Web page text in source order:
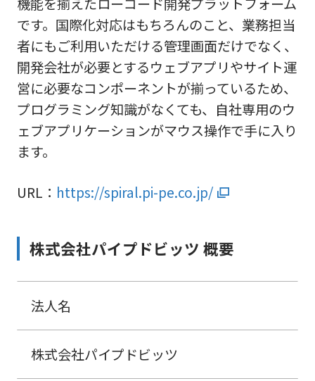
です。国際化対応はもちろんのこと、業務担当
者にもご利用いただける管理画面だけでなく、
開発会社が必要とするウェブアプリやサイト運
営に必要なコンポーネントが揃っているため、
プログラミング知識がなくても、自社専用のウ
ェブアプリケーションがマウス操作で手に入り
ます。
URL： https://spiral.pi-pe.co.jp/
株式会社パイプドビッツ 概要
法人名
株式会社パイプドビッツ